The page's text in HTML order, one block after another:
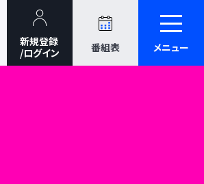
番組表 メニュー